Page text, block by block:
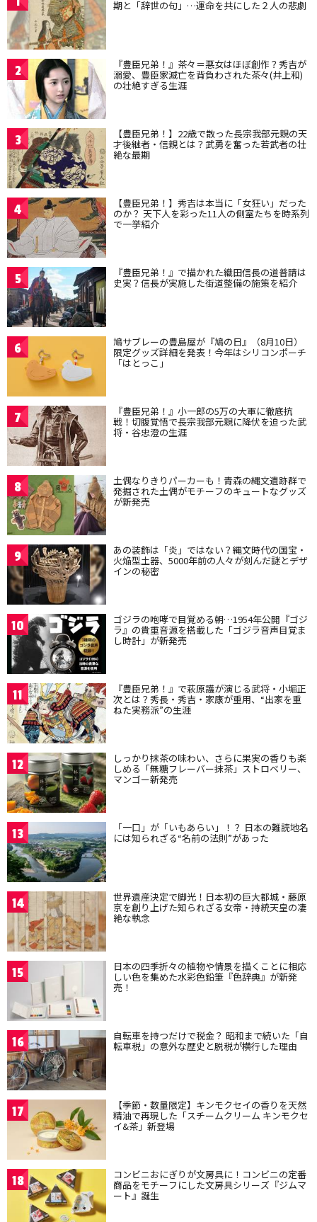
期と「辞世の句」…運命を共にした２人の悲劇
2 『豊臣兄弟！』茶々＝悪女はほぼ創作？秀吉が
溺愛、豊臣家滅亡を背負わされた茶々(井上和)
の壮絶すぎる生涯
3 【豊臣兄弟！】22歳で散った長宗我部元親の天
才後継者・信親とは？武勇を奮った若武者の壮
絶な最期
4 【豊臣兄弟！】秀吉は本当に「女狂い」だった
のか？ 天下人を彩った11人の側室たちを時系列
で一挙紹介
5 『豊臣兄弟！』で描かれた織田信長の道普請は
史実？信長が実施した街道整備の施策を紹介
6 鳩サブレーの豊島屋が『鳩の日』（8月10日）
限定グッズ詳細を発表！今年はシリコンポーチ
「はとっこ」
7 『豊臣兄弟！』小一郎の5万の大軍に徹底抗
戦！切腹覚悟で長宗我部元親に降伏を迫った武
将・谷忠澄の生涯
8 土偶なりきりパーカーも！青森の縄文遺跡群で
発掘された土偶がモチーフのキュートなグッズ
が新発売
9 あの装飾は「炎」ではない？縄文時代の国宝・
火焔型土器、5000年前の人々が刻んだ謎とデザ
インの秘密
10 ゴジラの咆哮で目覚める朝…1954年公開『ゴジ
ラ』の貴重音源を搭載した「ゴジラ音声目覚ま
し時計」が新発売
11 『豊臣兄弟！』で萩原護が演じる武将・小堀正
次とは？秀長・秀吉・家康が重用、“出家を重
ねた実務派”の生涯
12 しっかり抹茶の味わい、さらに果実の香りも楽
しめる「無糖フレーバー抹茶」ストロベリー、
マンゴー新発売
13 「一口」が「いもあらい」！？ 日本の難読地名
には知られざる“名前の法則”があった
14 世界遺産決定で脚光！日本初の巨大都城・藤原
京を創り上げた知られざる女帝・持統天皇の凄
絶な執念
15 日本の四季折々の植物や情景を描くことに相応
しい色を集めた水彩色鉛筆『色辞典』が新発
売！
16 自転車を持つだけで税金？ 昭和まで続いた「自
転車税」の意外な歴史と脱税が横行した理由
17 【季節・数量限定】キンモクセイの香りを天然
精油で再現した「スチームクリーム キンモクセ
イ&茶」新登場
18 コンビニおにぎりが文房具に！コンビニの定番
商品をモチーフにした文房具シリーズ『ジムマ
ート』誕生